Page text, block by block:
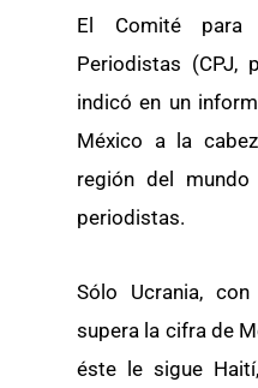
El Comité
Periodistas (CPJ,
indicó en un
México a la
región del
periodistas.
Sólo Ucrania,
supera la cifra de
éste le sigue